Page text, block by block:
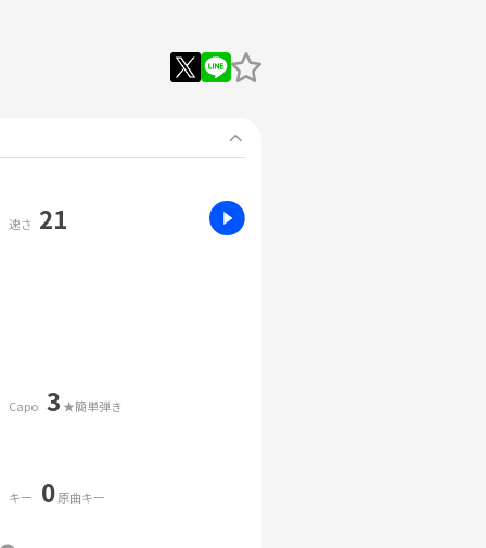
速さ 21
Capo 3 ★簡単弾き
キー 0原曲キー